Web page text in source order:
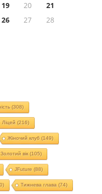
19 20
21
26 27
28
(308)
Ліцей (216)
Жіночий клуб (149)
Золотий вік(105)
JFuture (88)
Тижнева глава (74)